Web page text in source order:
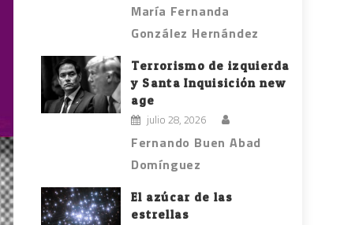
María Fernanda
González Hernández
Terrorismo de izquierda
y Santa Inquisición new
age
julio 28, 2026
Fernando Buen Abad
Domínguez
El azúcar de las
estrellas